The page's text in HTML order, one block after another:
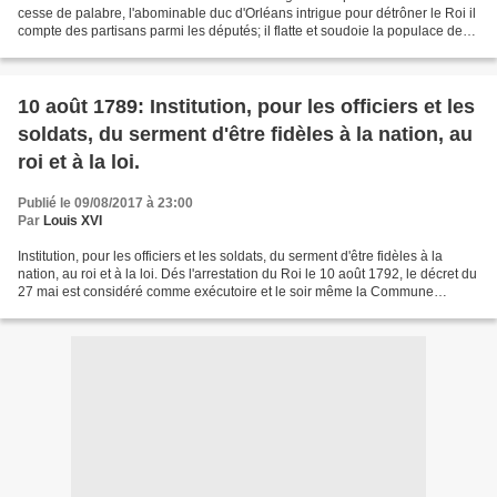
cesse de palabre, l'abominable duc d'Orléans intrigue pour détrôner le Roi il
compte des partisans parmi les députés; il flatte et soudoie la populace de
10 août 1789: Institution, pour les officiers et les
soldats, du serment d'être fidèles à la nation, au
roi et à la loi.
Publié le 09/08/2017 à 23:00
Par Louis XVI
Institution, pour les officiers et les soldats, du serment d'être fidèles à la
nation, au roi et à la loi. Dés l'arrestation du Roi le 10 août 1792, le décret du
27 mai est considéré comme exécutoire et le soir même la Commune